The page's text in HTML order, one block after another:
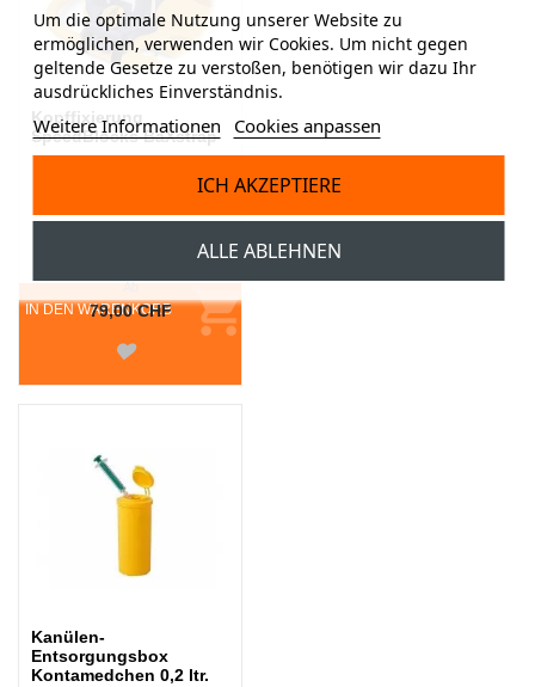
Kopffixierung
SpeedBlocks BaXstrap
IN DEN WARENKORB
79,00 CHF
Kanülen-
Entsorgungsbox
Kontamedchen 0,2 ltr.
Um die optimale Nutzung unserer Website zu
ermöglichen, verwenden wir Cookies. Um nicht gegen
geltende Gesetze zu verstoßen, benötigen wir dazu Ihr
ausdrückliches Einverständnis.
Weitere Informationen Cookies anpassen
ALLE ABLEHNEN
ICH AKZEPTIERE